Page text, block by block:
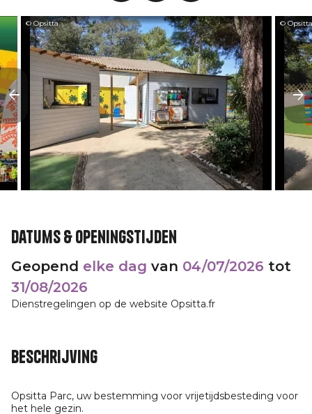
© Opsitta © Opsitta
Datums & openingstijden
Geopend elke dag van 04/07/2026 tot
31/08/2026
Dienstregelingen op de website Opsitta.fr
Beschrijving
Opsitta Parc, uw bestemming voor vrijetijdsbesteding voor
het hele gezin.